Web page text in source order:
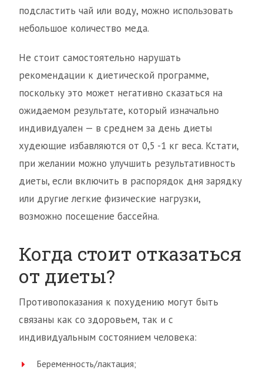
подсластить чай или воду, можно использовать
небольшое количество меда.
Не стоит самостоятельно нарушать
рекомендации к диетической программе,
поскольку это может негативно сказаться на
ожидаемом результате, который изначально
индивидуален — в среднем за день диеты
худеющие избавляются от 0,5 -1 кг веса. Кстати,
при желании можно улучшить результативность
диеты, если включить в распорядок дня зарядку
или другие легкие физические нагрузки,
возможно посещение бассейна.
Когда стоит отказаться
от диеты?
Противопоказания к похудению могут быть
связаны как со здоровьем, так и с
индивидуальным состоянием человека:
Беременность/лактация;